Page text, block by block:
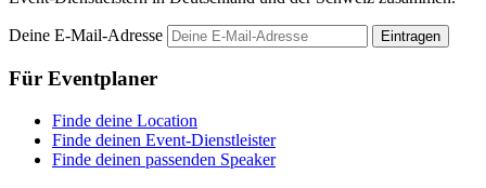
Deine E-Mail-Adresse Eintragen
Für Eventplaner
Finde deine Location
Finde deinen Event-Dienstleister
Finde deinen passenden Speaker